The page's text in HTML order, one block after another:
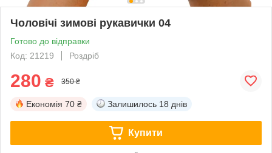
Чоловічі зимові рукавички 04
Готово до відправки
Код: 21219
Роздріб
280 ₴ 350 ₴
Економія 70 ₴ Залишилось 18 днів
Купити